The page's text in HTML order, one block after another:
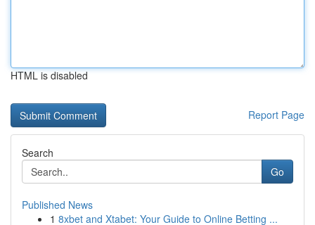
HTML is disabled
Report Page
Search
Go
Published News
1 8xbet and Xtabet: Your Guide to Online Betting ...